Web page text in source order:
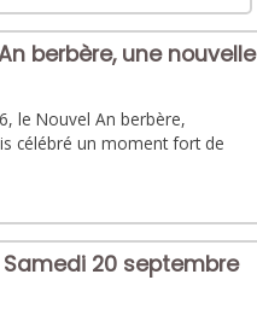
An berbère, une nouvelle
le Nouvel An berbère,
célébré un moment fort de
Samedi 20 septembre